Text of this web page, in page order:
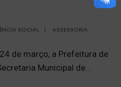
SOCIAL |
ASSESSORIA
de março, a Prefeitura de
Municipal de